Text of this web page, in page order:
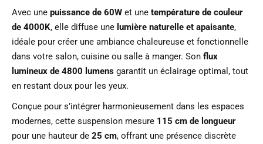
Avec une puissance de 60W et une température de couleur
de 4000K, elle diffuse une lumière naturelle et apaisante,
idéale pour créer une ambiance chaleureuse et fonctionnelle
dans votre salon, cuisine ou salle à manger. Son flux
lumineux de 4800 lumens garantit un éclairage optimal, tout
en restant doux pour les yeux.
Conçue pour s’intégrer harmonieusement dans les espaces
modernes, cette suspension mesure 115 cm de longueur
pour une hauteur de 25 cm, offrant une présence discrète